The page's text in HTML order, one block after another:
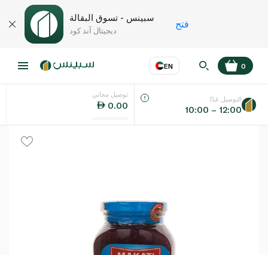
سبينس - تسوق البقالة
ديجيتال آند كود
فتح
EN
اللغة عر
0
توصيل مجاني
0.00
التوصيل غدًا
10:00 – 12:00